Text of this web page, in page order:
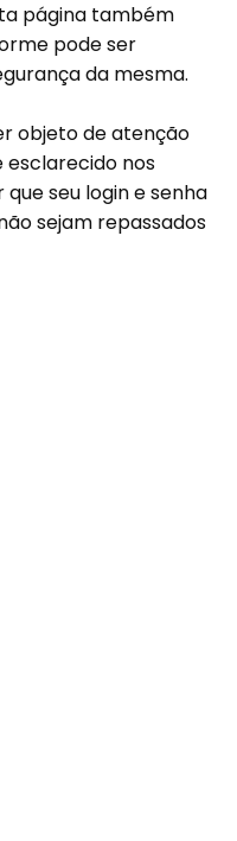
página também
pode ser
da mesma.
objeto de atenção
nos
seu login e senha
sejam repassados